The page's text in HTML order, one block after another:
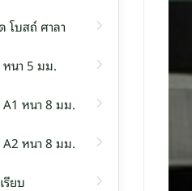
โบสถ์ ศาลา
นา 5 มม.
หนา 8 มม.
หนา 8 มม.
ยบ